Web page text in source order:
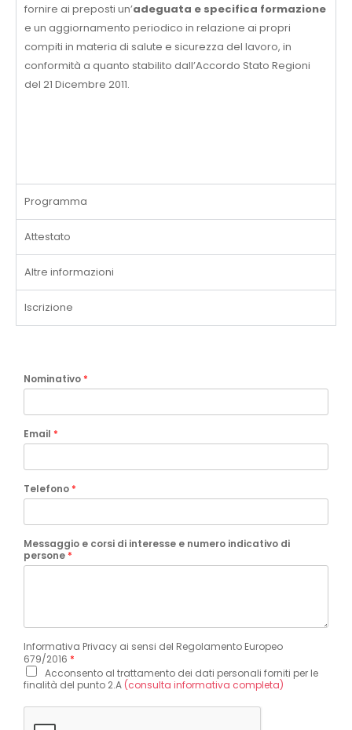
fornire ai preposti un’adeguata e specifica formazione
e un aggiornamento periodico in relazione ai propri
compiti in materia di salute e sicurezza del lavoro, in
conformità a quanto stabilito dall’Accordo Stato Regioni
del 21 Dicembre 2011.
Programma
Attestato
Altre informazioni
Iscrizione
Nominativo *
Email *
Telefono *
Messaggio e corsi di interesse e numero indicativo di
persone *
Informativa Privacy ai sensi del Regolamento Europeo
679/2016 *
Acconsento al trattamento dei dati personali forniti per le
finalità del punto 2.A (consulta informativa completa)